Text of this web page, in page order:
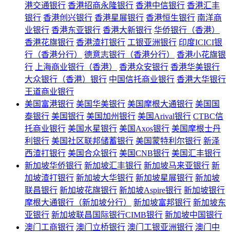
港交通银行 香港招商永隆银行 香港中信银行 香港汇丰
银行 香港创兴银行 香港星展银行 香港恒生银行 南洋商
业银行 香港东亚银行 香港大新银行 华侨银行（香港）
香港花旗银行 香港渣打银行 工银亚洲银行 印度ICICI银
行（香港分行）
德意志银行（香港分行）
香港小花旗银
行
上海商业银行（香港） 香港众安银行 香港华美银行
大众银行（香港）银行 中国信托商业银行 香港大华银行
王道商业银行
美国富港银行 美国华美银行 美国摩根大通银行 美国国
泰银行 美国银行 美国加州银行 美国Arival银行 CTBC信
托商业银行 美国水星银行 美国Axos银行 美国摩根士丹
利银行 美国社区联邦储蓄银行 美国蒙特利尔银行 新泽
西渣打银行 美国合众银行 美国CNB银行 美国汇丰银行
新加坡华侨银行 新加坡汇丰银行 新加坡马来亚银行 新
加坡渣打银行 新加坡大华银行 新加坡星展银行 新加坡
联昌银行 新加坡花旗银行 新加坡Aspire银行 新加坡银行
摩根大通银行（新加坡分行）
新加坡富邦银行 新加坡东
亚银行 新加坡联昌国际银行CIMB银行 新加坡中国银行
澳门工商银行 澳门立桥银行 澳门工银亚洲银行 澳门中